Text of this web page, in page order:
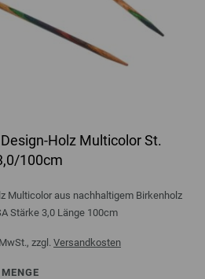
Holz Multicolor St.
100cm
Multicolor aus nachhaltigem Birkenholz
Stärke 3,0 Länge 100cm
zzgl. Versandkosten
MENGE